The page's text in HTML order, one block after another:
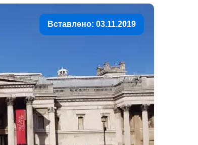
Вставлено: 03.11.2019